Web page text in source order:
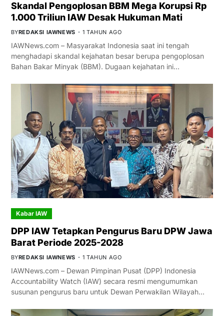
Skandal Pengoplosan BBM Mega Korupsi Rp
1.000 Triliun IAW Desak Hukuman Mati
BYREDAKSI IAWNEWS 1 TAHUN AGO
IAWNews.com – Masyarakat Indonesia saat ini tengah
menghadapi skandal kejahatan besar berupa pengoplosan
Bahan Bakar Minyak (BBM). Dugaan kejahatan ini…
Kabar IAW
DPP IAW Tetapkan Pengurus Baru DPW Jawa
Barat Periode 2025-2028
BYREDAKSI IAWNEWS 1 TAHUN AGO
IAWNews.com – Dewan Pimpinan Pusat (DPP) Indonesia
Accountability Watch (IAW) secara resmi mengumumkan
susunan pengurus baru untuk Dewan Perwakilan Wilayah…